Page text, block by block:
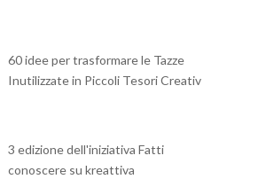
60 idee per trasformare le Tazze
Inutilizzate in Piccoli Tesori Creativi
3 edizione dell'iniziativa Fatti
conoscere su kreattiva